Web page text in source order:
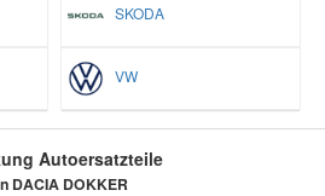
SKODA
VW
Autoersatzteile
DACIA DOKKER